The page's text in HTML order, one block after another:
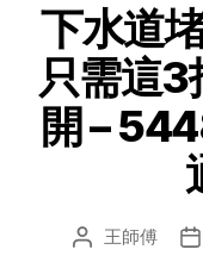
下水道
只需這3
開 –
文 王師傅
发